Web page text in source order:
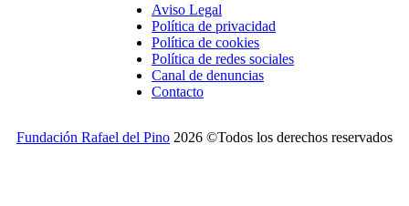
Aviso Legal
Política de privacidad
Política de cookies
Política de redes sociales
Canal de denuncias
Contacto
Fundación Rafael del Pino 2026 ©Todos los derechos reservados